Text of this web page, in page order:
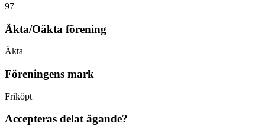
97
Äkta/Oäkta förening
Äkta
Föreningens mark
Friköpt
Accepteras delat ägande?